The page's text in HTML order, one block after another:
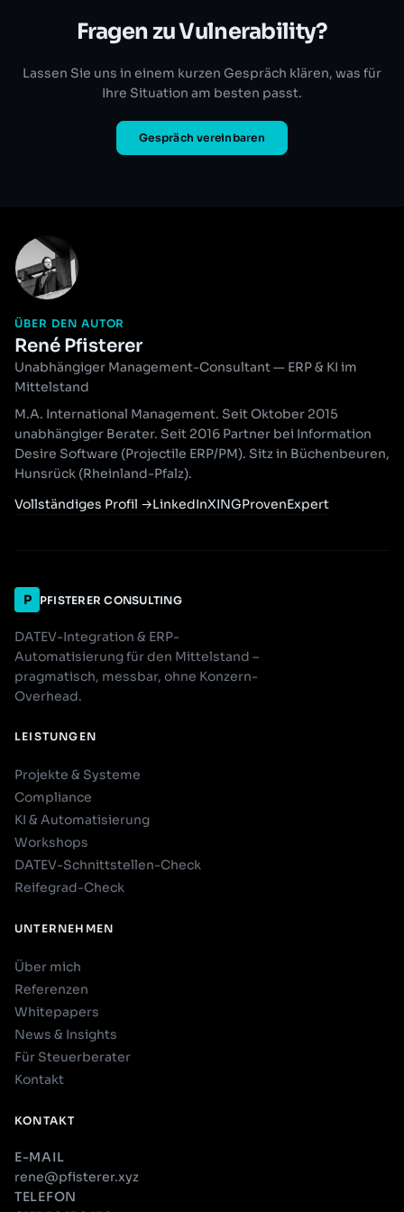
Fragen zu Vulnerability?
Lassen Sie uns in einem kurzen Gespräch klären, was für
Ihre Situation am besten passt.
Gespräch vereinbaren
ÜBER DEN AUTOR
René Pfisterer
Unabhängiger Management-Consultant — ERP & KI im
Mittelstand
M.A. International Management. Seit Oktober 2015
unabhängiger Berater. Seit 2016 Partner bei Information
Desire Software (Projectile ERP/PM). Sitz in Büchenbeuren,
Hunsrück (Rheinland-Pfalz).
Vollständiges Profil →LinkedInXINGProvenExpert
P PFISTERER CONSULTING
DATEV-Integration & ERP-
Automatisierung für den Mittelstand –
pragmatisch, messbar, ohne Konzern-
Overhead.
LEISTUNGEN
Projekte & Systeme
Compliance
KI & Automatisierung
Workshops
DATEV-Schnittstellen-Check
Reifegrad-Check
UNTERNEHMEN
Über mich
Referenzen
Whitepapers
News & Insights
Für Steuerberater
Kontakt
KONTAKT
E-MAIL
rene@pfisterer.xyz
TELEFON